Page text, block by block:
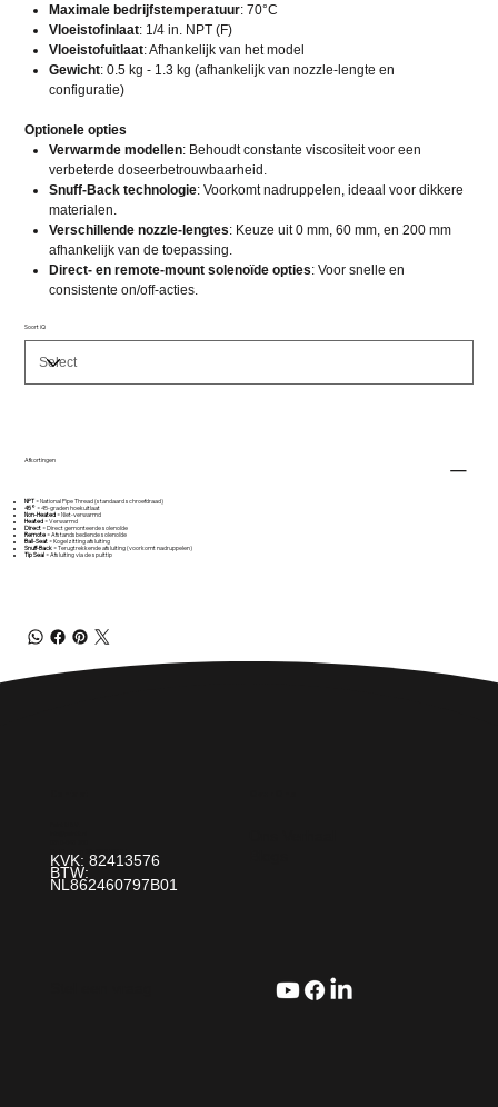
Maximale bedrijfstemperatuur: 70°C
Vloeistofinlaat: 1/4 in. NPT (F)
Vloeistofuitlaat: Afhankelijk van het model
Gewicht: 0.5 kg - 1.3 kg (afhankelijk van nozzle-lengte en
configuratie)
Optionele opties
Verwarmde modellen: Behoudt constante viscositeit voor een
verbeterde doseerbetrouwbaarheid.
Snuff-Back technologie: Voorkomt nadruppelen, ideaal voor dikkere
materialen.
Verschillende nozzle-lengtes: Keuze uit 0 mm, 60 mm, en 200 mm
afhankelijk van de toepassing.
Direct- en remote-mount solenoïde opties: Voor snelle en
consistente on/off-acties.
Soort iQ
Afkortingen
NPT= National Pipe Thread (standaard schroefdraad)
45°= 45-graden hoekuitlaat
Non-Heated= Niet-verwarmd
Heated= Verwarmd
Direct= Direct gemonteerde solenoïde
Remote= Afstandsbediende solenoïde
Ball-Seat= Kogelzitting afsluiting
Snuff-Back= Terugtrekkende afsluiting (voorkomt nadruppelen)
Tip Seal = Afsluiting via de spuittip
KVK: 82413576
BTW:
NL862460797B01